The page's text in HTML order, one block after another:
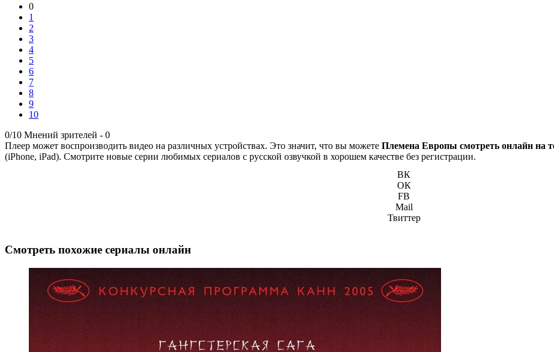
0
1
2
3
4
5
6
7
8
9
10
0/10 Мнений зрителей - 0
Плеер может воспроизводить видео на различных устройствах. Это значит, что вы можете Племена Европы смотреть онлайн на
(iPhone, iPad). Смотрите новые серии любимых сериалов с русской озвучкой в хорошем качестве без регистрации.
ВК
ОК
FB
Mail
Твиттер
Смотреть похожие сериалы онлайн